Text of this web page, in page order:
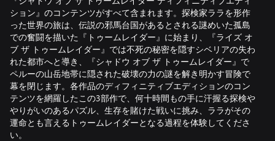
ション』のコンテンツがすべて含まれます。探検家ララを形作
った世界の旅は、伝説の邪馬台国があるとされる謎めいた孤島
での奮闘を描いた『トゥームレイダー』に始まり、『ライズ オ
ブ ザ トゥームレイダー』では不死の秘密を隠すシベリアの失わ
れた都市へと導き、『シャドウ オブ ザ トゥームレイダー』で
ペルーの山岳地帯に隠された破壊の力の謎を解き明かす冒険で
幕を閉じます。各作品のディフィニティブエディションのコン
テンツを網羅したこの3部作で、何十時間もの手に汗握る探検や
やりがいのあるパズル、生存を賭けた戦いに挑み、ララがその
運命とも言えるトゥームレイダーとなる過程を体験してくださ
い。